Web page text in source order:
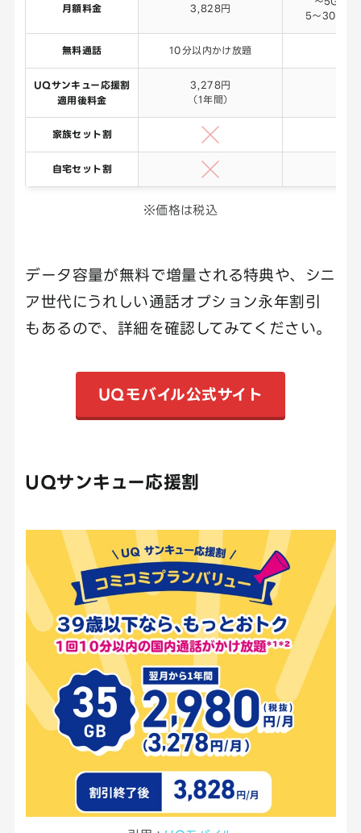
月額料金 3,828円
5～30GB
無料通話 10分以内かけ放題
UQサンキュー応援割
適用後料金
3,278円
（1年間）
家族セット割
自宅セット割
※価格は税込
データ容量が無料で増量される特典や、シニ
ア世代にうれしい通話オプション永年割引
もあるので、詳細を確認してみてください。
UQモバイル公式サイト
UQサンキュー応援割